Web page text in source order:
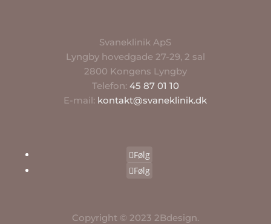
Svaneklinik ApS
Lyngby hovedgade 27-29, 2 sal
2800 Kongens Lyngby
Telefon: 45 87 01 10
E-mail: kontakt@svaneklinik.dk
Følg
Følg
Copyright © 2023 2Bdesign.